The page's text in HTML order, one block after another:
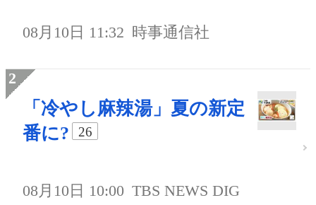
08月10日 11:32 時事通信社
「冷やし麻辣湯」夏の新定
番に?
26
08月10日 10:00 TBS NEWS DIG